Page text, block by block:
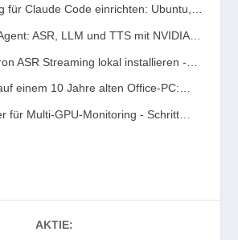
für Claude Code einrichten: Ubuntu,…
ASR, LLM und TTS mit NVIDIA…
ASR Streaming lokal installieren -…
einem 10 Jahre alten Office-PC:…
für Multi-GPU-Monitoring - Schritt…
AKTIE: